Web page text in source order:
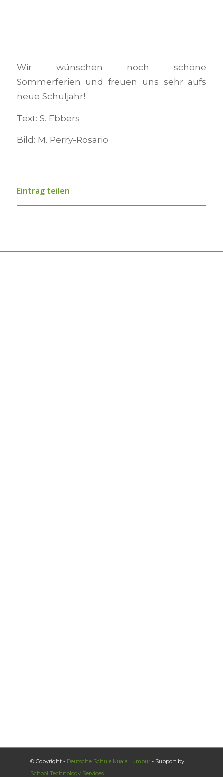
Wir wünschen noch schöne
Sommerferien und freuen uns sehr aufs
neue Schuljahr!
Text: S. Ebbers
Bild: M. Perry-Rosario
Eintrag teilen
© Copyright - Deutsche Schule Kuala Lumpur - Support by
School Technology Services